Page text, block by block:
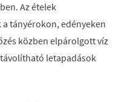
Az ételek
tányérokon, edényeken
közben elpárolgott víz
letapadások